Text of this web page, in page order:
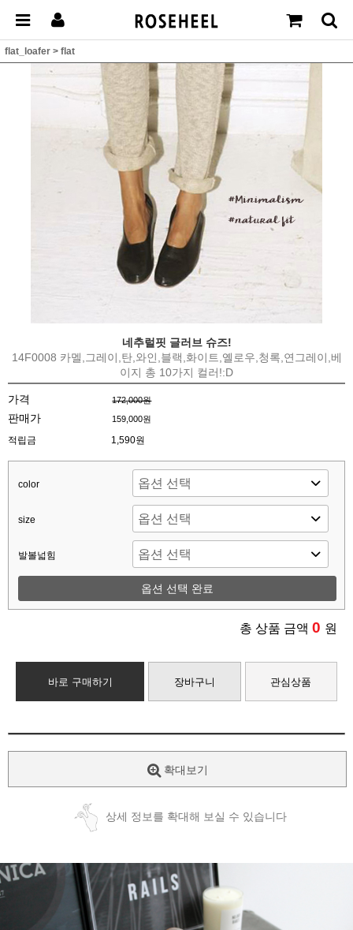
flat_loafer > flat
네추럴핏 글러브 슈즈!
14F0008 카멜,그레이,탄,와인,블랙,화이트,옐로우,청록,연그레이,베
이지 총 10가지 컬러!:D
가격 172,000원
판매가 159,000원
적립금 1,590원
color
size
발볼넓힘
옵션 선택 완료
총 상품 금액 0 원
바로 구매하기 장바구니 관심상품
확대보기
상세 정보를 확대해 보실 수 있습니다